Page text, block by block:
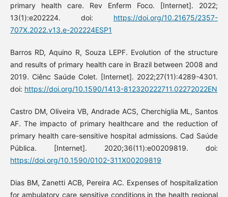
primary health care. Rev Enferm Foco. [Internet]. 2022;
13(1):e202224. doi: https://doi.org/10.21675/2357-
707X.2022.v13.e-202224ESP1
Barros RD, Aquino R, Souza LEPF. Evolution of the structure
and results of primary health care in Brazil between 2008 and
2019. Ciênc Saúde Colet. [Internet]. 2022;27(11):4289-4301.
doi: https://doi.org/10.1590/1413-812320222711.02272022EN
Castro DM, Oliveira VB, Andrade ACS, Cherchiglia ML, Santos
AF. The impacto of primary healthcare and the reduction of
primary health care-sensitive hospital admissions. Cad Saúde
Pública. [Internet]. 2020;36(11):e00209819. doi:
https://doi.org/10.1590/0102-311X00209819
Dias BM, Zanetti ACB, Pereira AC. Expenses of hospitalization
for ambulatory care sensitive conditions in the health regional